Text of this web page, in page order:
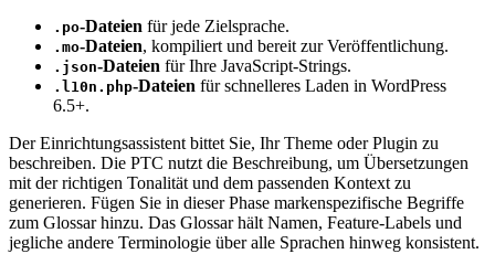
.po-Dateien für jede Zielsprache.
.mo-Dateien, kompiliert und bereit zur Veröffentlichung.
.json-Dateien für Ihre JavaScript-Strings.
.l10n.php-Dateien für schnelleres Laden in WordPress
6.5+.
Der Einrichtungsassistent bittet Sie, Ihr Theme oder Plugin zu
beschreiben. Die PTC nutzt die Beschreibung, um Übersetzungen
mit der richtigen Tonalität und dem passenden Kontext zu
generieren. Fügen Sie in dieser Phase markenspezifische Begriffe
zum Glossar hinzu. Das Glossar hält Namen, Feature-Labels und
jegliche andere Terminologie über alle Sprachen hinweg konsistent.